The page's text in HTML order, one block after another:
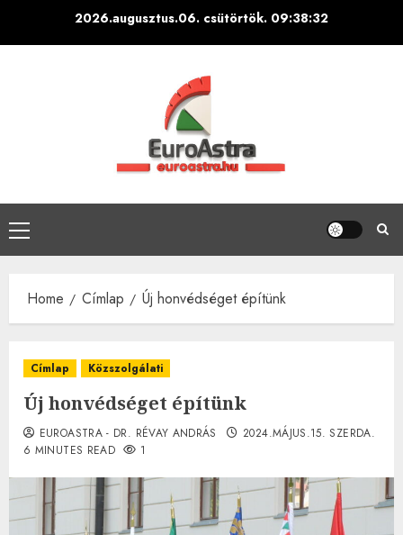
2026.augusztus.06. csütörtök. 09:38:34
Primary
Menu
Home Címlap Új honvédséget építünk
Címlap Közszolgálati
Új honvédséget építünk
EUROASTRA - DR. RÉVAY ANDRÁS
2024.MÁJUS.15. SZERDA.
6 MINUTES READ
1